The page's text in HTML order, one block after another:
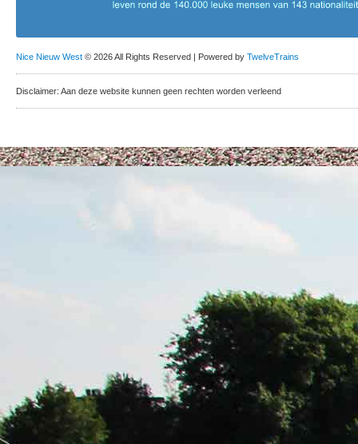
Nice Nieuw West © 2026 All Rights Reserved | Powered by TwelveTrains
Disclaimer: Aan deze website kunnen geen rechten worden verleend